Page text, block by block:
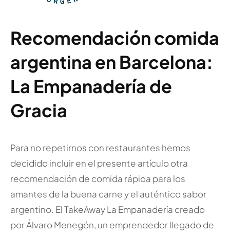
Recomendación comida
argentina en Barcelona:
La Empanadería de
Gracia
Para no repetirnos con restaurantes hemos
decidido incluir en el presente artículo otra
recomendación de comida rápida para los
amantes de la buena carne y el auténtico sabor
argentino. El TakeAway La Empanadería creado
por Álvaro Menegón, un emprendedor llegado de